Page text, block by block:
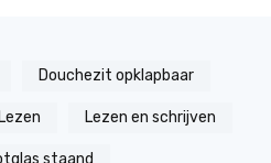
Douchezit opklapbaar
Lezen Lezen en schrijven
staand